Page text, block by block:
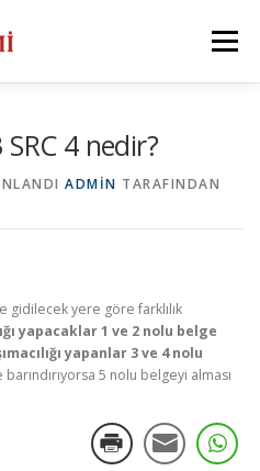
Menü
SRC 4 nedir?
ADMIN TARAFINDAN
gidilecek yere göre farklılık
yapacaklar 1 ve 2 nolu belge
yapanlar 3 ve 4 nolu
barındırıyorsa 5 nolu belgeyi alması